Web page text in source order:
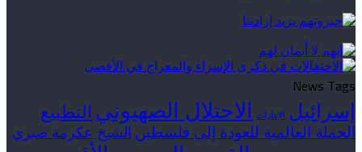
News Tags
إسرائيل الإمارات الاحتلال الصهيوني التطبيع
الحملة العالمية للعودة إلى فلسطين الشيخ عكرمة صبري